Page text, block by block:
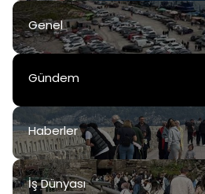
Genel
Gündem
Haberler
İş Dünyası